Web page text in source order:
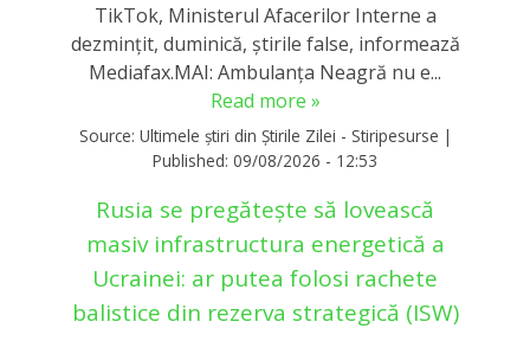
TikTok, Ministerul Afacerilor Interne a
dezmințit, duminică, știrile false, informează
Mediafax.MAI: Ambulanța Neagră nu e...
Read more »
Source: Ultimele știri din Știrile Zilei - Stiripesurse |
Published: 09/08/2026 - 12:53
Rusia se pregătește să lovească
masiv infrastructura energetică a
Ucrainei: ar putea folosi rachete
balistice din rezerva strategică (ISW)